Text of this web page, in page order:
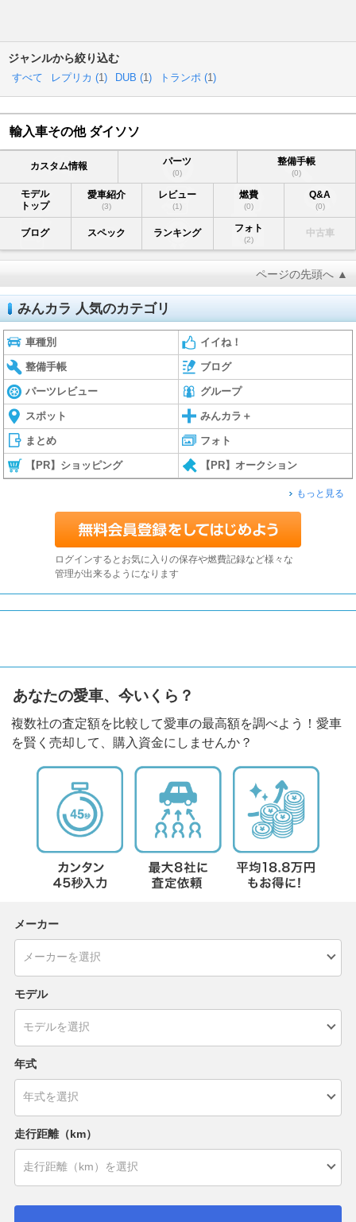
ジャンルから絞り込む
すべて レプリカ (1 ) DUB (1 ) トランポ (1 )
輸入車その他 ダイソソ
カスタム情報 パーツ
(0)
整備手帳
(0)
モデル
トップ
愛車紹介
(3)
レビュー
(1)
燃費
(0)
Q&A
(0)
ブログ スペック ランキング フォト
(2)
中古車
ページの先頭へ ▲
みんカラ 人気のカテゴリ
車種別 イイね！
整備手帳 ブログ
パーツレビュー グループ
スポット みんカラ＋
まとめ フォト
【PR】ショッピング 【PR】オークション
もっと見る
ログインするとお気に入りの保存や燃費記録など様々な
管理が出来るようになります
あなたの愛車、今いくら？
複数社の査定額を比較して愛車の最高額を調べよう！愛車
を賢く売却して、購入資金にしませんか？
メーカー
モデル
年式
走行距離（km）